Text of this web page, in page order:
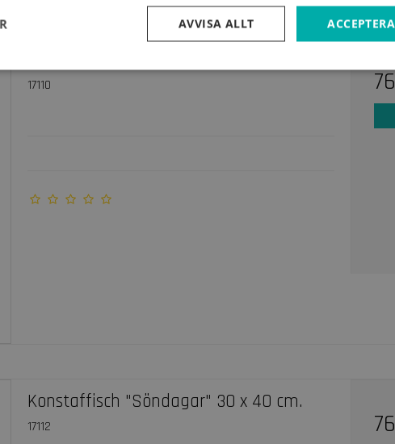
17110
Konstaffisch "Söndagar" 30 x 40 cm.
17112
AVVISA ALLT